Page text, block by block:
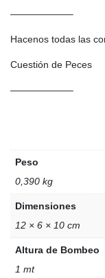
——————–
Hacenos todas las
Cuestión de Peces
——————–
Peso
0,390 kg
Dimensiones
12 × 6 × 10 cm
Altura de Bombeo
1 mt